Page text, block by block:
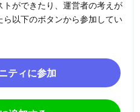
トができたり、運営者の考えが
ら以下のボタンから参加してい
ティに参加